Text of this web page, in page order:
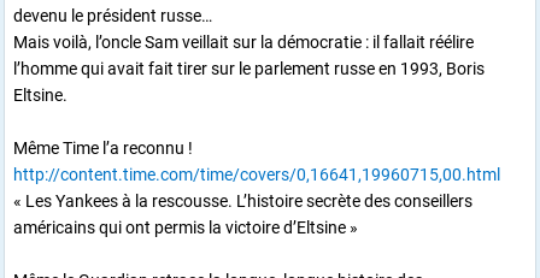
devenu le président russe…
Mais voilà, l’oncle Sam veillait sur la démocratie : il fallait réélire
l’homme qui avait fait tirer sur le parlement russe en 1993, Boris
Eltsine.
Même Time l’a reconnu !
http://content.time.com/time/covers/0,16641,19960715,00.html
« Les Yankees à la rescousse. L’histoire secrète des conseillers
américains qui ont permis la victoire d’Eltsine »